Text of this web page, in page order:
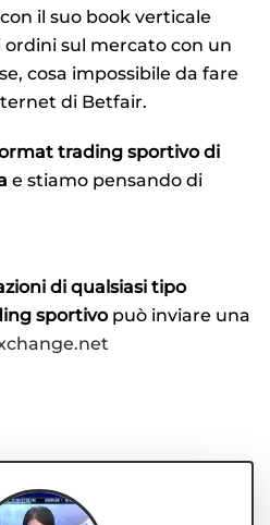
il suo book verticale
sul mercato con un
cosa impossibile da fare
di Betfair.
trading sportivo di
e stiamo pensando di
di qualsiasi tipo
sportivopuò inviare una